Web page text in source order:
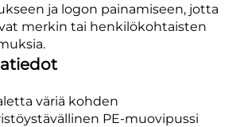
ja logon painamiseen, jotta
merkin tai henkilökohtaisten
väriä kohden
PE-muovipussi